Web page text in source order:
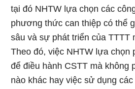
tại đó NHTW lựa chọn các
phương thức can thiệp có thể
sâu và sự phát triển của TTTT
Theo đó, việc NHTW lựa chọn
để điều hành CSTT mà không
nào khác hay việc sử dụng